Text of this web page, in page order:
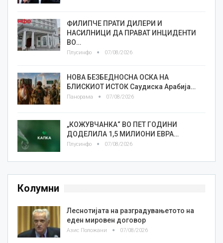
ФИЛИПЧЕ ПРАТИ ДИЛЕРИ И
НАСИЛНИЦИ ДА ПРАВАТ ИНЦИДЕНТИ
ВО…
Плусинфо 07/08/2026
НОВА БЕЗБЕДНОСНА ОСКА НА
БЛИСКИОТ ИСТОК Саудиска Арабија…
Панорама 07/08/2026
„КОЖУВЧАНКА“ ВО ПЕТ ГОДИНИ
ДОДЕЛИЛА 1,5 МИЛИОНИ ЕВРА…
Плусинфо 07/08/2026
Колумни
Леснотијата на разградувањетото на
еден мировен договор
Азис Положани 07/08/2026